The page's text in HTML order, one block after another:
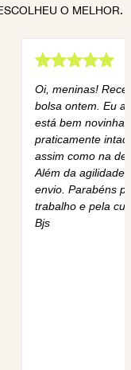
O MELHOR.
Oi, meninas!
bolsa ontem. Eu
está bem novinha,
praticamente
assim como na
Além da agilidade
envio. Parabéns
trabalho e pela
Bjs